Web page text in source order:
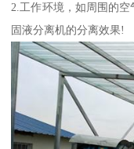
2.工作环境，如周围的
固液分离机的分离效果!